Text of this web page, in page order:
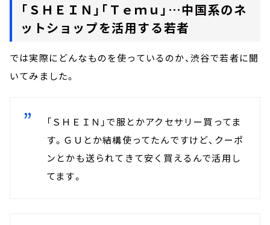
「ＳＨＥＩＮ」「Ｔｅｍｕ」…中国系のネ
ットショップを活用する若者
では実際にどんなものを使っているのか、渋谷で若者に聞
いてみました。
「ＳＨＥＩＮ」で服とかアクセサリー買ってま
す。ＧＵとか結構使ってたんですけど、クーポ
ンとかも送られてきて安く買えるんで活用し
てます。